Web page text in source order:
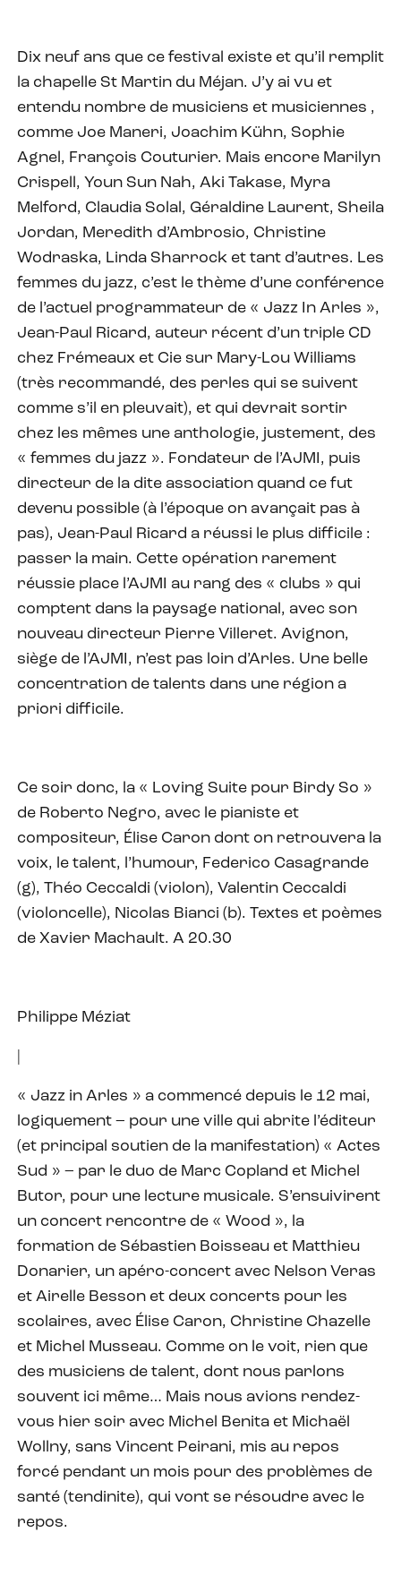
Dix neuf ans que ce festival existe et qu’il remplit
la chapelle St Martin du Méjan. J’y ai vu et
entendu nombre de musiciens et musiciennes ,
comme Joe Maneri, Joachim Kühn, Sophie
Agnel, François Couturier. Mais encore Marilyn
Crispell, Youn Sun Nah, Aki Takase, Myra
Melford, Claudia Solal, Géraldine Laurent, Sheila
Jordan, Meredith d’Ambrosio, Christine
Wodraska, Linda Sharrock et tant d’autres. Les
femmes du jazz, c’est le thème d’une conférence
de l’actuel programmateur de « Jazz In Arles »,
Jean-Paul Ricard, auteur récent d’un triple CD
chez Frémeaux et Cie sur Mary-Lou Williams
(très recommandé, des perles qui se suivent
comme s’il en pleuvait), et qui devrait sortir
chez les mêmes une anthologie, justement, des
« femmes du jazz ». Fondateur de l’AJMI, puis
directeur de la dite association quand ce fut
devenu possible (à l’époque on avançait pas à
pas), Jean-Paul Ricard a réussi le plus difficile :
passer la main. Cette opération rarement
réussie place l’AJMI au rang des « clubs » qui
comptent dans la paysage national, avec son
nouveau directeur Pierre Villeret. Avignon,
siège de l’AJMI, n’est pas loin d’Arles. Une belle
concentration de talents dans une région a
priori difficile.
Ce soir donc, la « Loving Suite pour Birdy So »
de Roberto Negro, avec le pianiste et
compositeur, Élise Caron dont on retrouvera la
voix, le talent, l’humour, Federico Casagrande
(g), Théo Ceccaldi (violon), Valentin Ceccaldi
(violoncelle), Nicolas Bianci (b). Textes et poèmes
de Xavier Machault. A 20.30
Philippe Méziat
« Jazz in Arles » a commencé depuis le 12 mai,
logiquement – pour une ville qui abrite l’éditeur
(et principal soutien de la manifestation) « Actes
Sud » – par le duo de Marc Copland et Michel
Butor, pour une lecture musicale. S’ensuivirent
un concert rencontre de « Wood », la
formation de Sébastien Boisseau et Matthieu
Donarier, un apéro-concert avec Nelson Veras
et Airelle Besson et deux concerts pour les
scolaires, avec Élise Caron, Christine Chazelle
et Michel Musseau. Comme on le voit, rien que
des musiciens de talent, dont nous parlons
souvent ici même… Mais nous avions rendez-
vous hier soir avec Michel Benita et Michaël
Wollny, sans Vincent Peirani, mis au repos
forcé pendant un mois pour des problèmes de
santé (tendinite), qui vont se résoudre avec le
repos.